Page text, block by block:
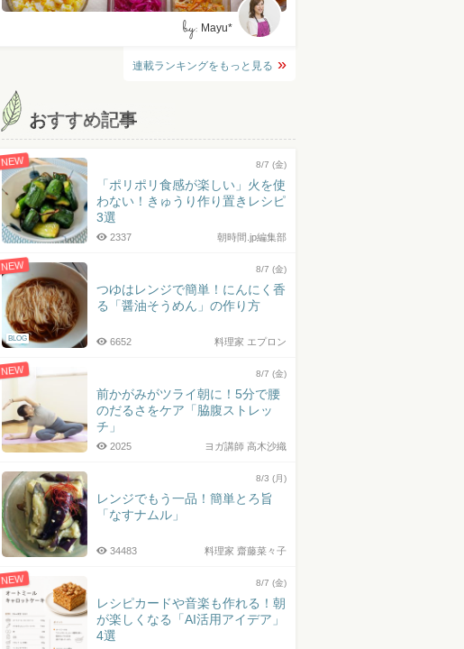
by: Mayu*
連載ランキングをもっと見る
おすすめ記事
NEW 8/7 (金)
「ポリポリ食感が楽しい」火を使
わない！きゅうり作り置きレシピ
3選
朝時間.jp編集部
2337
NEW
BLOG
8/7 (金)
つゆはレンジで簡単！にんにく香
る「醤油そうめん」の作り方
料理家 エプロン
6652
NEW 8/7 (金)
前かがみがツライ朝に！5分で腰
のだるさをケア「脇腹ストレッ
チ」
ヨガ講師 高木沙織
2025
8/3 (月)
レンジでもう一品！簡単とろ旨
「なすナムル」
料理家 齋藤菜々子
34483
NEW 8/7 (金)
レシピカードや音楽も作れる！朝
が楽しくなる「AI活用アイデア」
4選